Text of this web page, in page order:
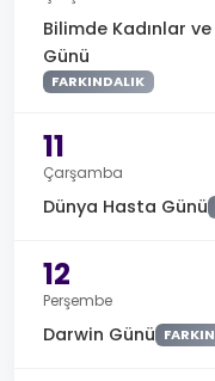
Bilimde Kadınlar
Günü
FARKINDALIK
11
Çarşamba
Dünya Hasta Günü
12
Perşembe
Darwin Günü